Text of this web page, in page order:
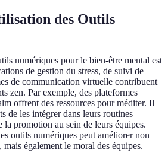
des Outils
numériques pour le bien-être mental est
de gestion du stress, de suivi de
de communication virtuelle contribuent
zen. Par exemple, des plateformes
offrent des ressources pour méditer. Il
de les intégrer dans leurs routines
promotion au sein de leurs équipes.
outils numériques peut améliorer non
également le moral des équipes.